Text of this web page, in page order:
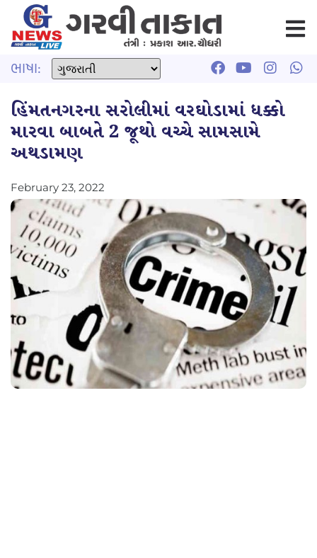
ભાષા:
હિંમતનગરના સરોલીમાં વરઘોડામાં ધક્કો
મારવા બાબતે 2 જૂથો વચ્ચે સામસામે
અથડામણ
February 23, 2022